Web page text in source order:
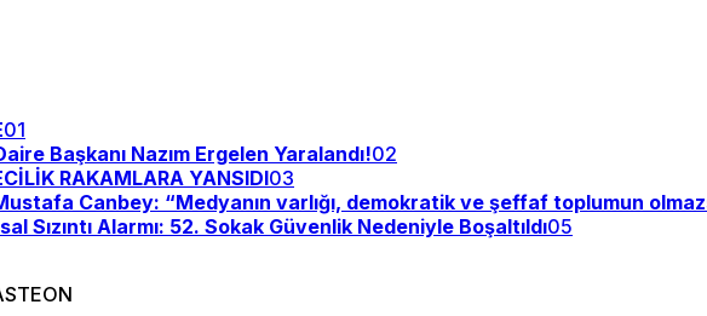
01
Başkanı Nazım Ergelen Yaralandı!02
RAKAMLARA YANSIDI03
Canbey: “Medyanın varlığı, demokratik ve şeffaf toplumun
Sızıntı Alarmı: 52. Sokak Güvenlik Nedeniyle Boşaltıldı05